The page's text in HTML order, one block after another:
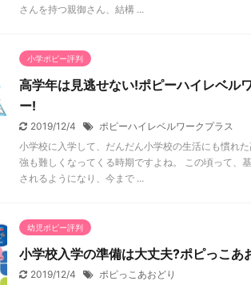
さんを持つ親御さん、結構 ...
小学ポピー評判
高学年は見逃せない!ポピーハイレベル
ー!
2019/12/4
ポピーハイレベルワークプラス
小学校に入学して、だんだん小学校の生活にも慣れ
強も難しくなってくる時期ですよね。 この頃って、
されるようになり、今まで ...
幼児ポピー評判
小学校入学の準備は大丈夫?ポピっこあ
2019/12/4
ポピっこあおどり